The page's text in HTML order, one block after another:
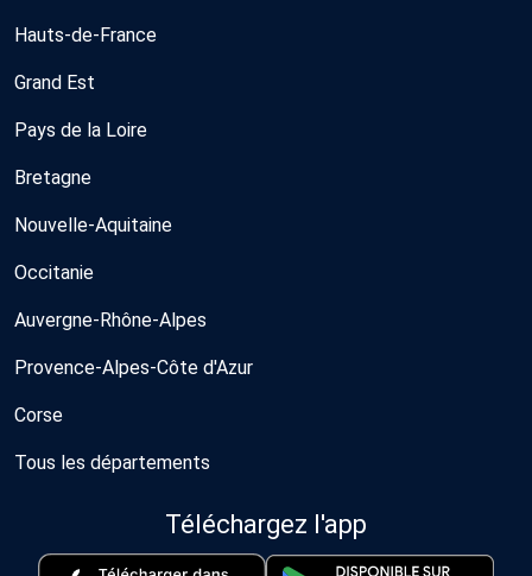
Hauts-de-France
Grand Est
Pays de la Loire
Bretagne
Nouvelle-Aquitaine
Occitanie
Auvergne-Rhône-Alpes
Provence-Alpes-Côte d'Azur
Corse
Tous les départements
Téléchargez l'app